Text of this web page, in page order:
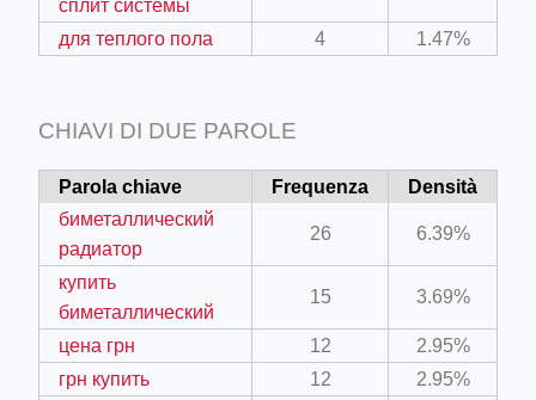
сплит системы
для теплого пола 4 1.47%
CHIAVI DI DUE PAROLE
Parola chiave Frequenza
Densità
биметаллический
радиатор
26 6.39%
купить
биметаллический
15 3.69%
цена грн 12
2.95%
грн купить
12
2.95%